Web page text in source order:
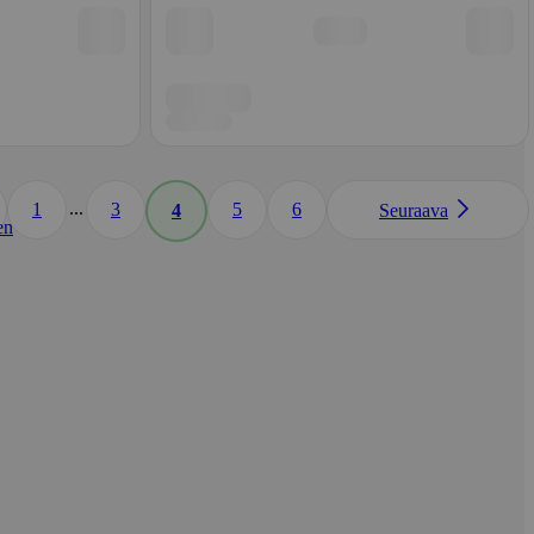
1 ... 3 4 5 6 Seuraava